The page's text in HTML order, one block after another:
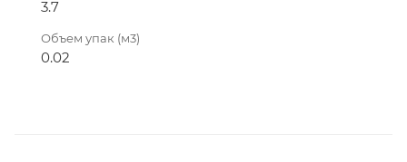
3.7
Объем упак (м3)
0.02